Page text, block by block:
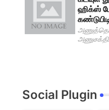
ஹிக்ஸ்
Social Plugin